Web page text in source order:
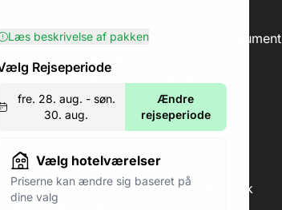
Læs beskrivelse af pakken
Rejseperiode
fre. 28. aug. - søn.
30. aug.
Ændre
rejseperiode
Vælg hotelværelser
Priserne kan ændre sig baseret på
dine valg
Forklaring Af Rejsedokument
Hvorfor Vælge Os?
Generelle Betingelser
Email: kundeservice@fodboldpakker.dk